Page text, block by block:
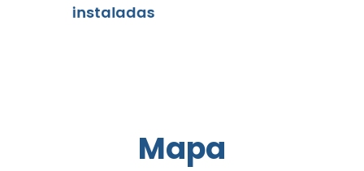
instaladas
Mapa